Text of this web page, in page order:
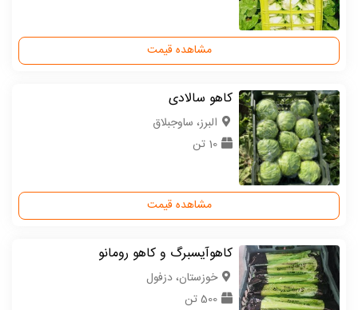
مشاهده قیمت
کاهو سالادی
البرز، ساوجبلاق
10 تن
مشاهده قیمت
کاهوآیسبرگ و کاهو رومانو
خوزستان، دزفول
500 تن